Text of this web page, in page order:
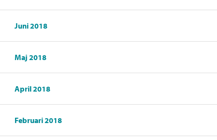
Juni 2018
Maj 2018
April 2018
Februari 2018